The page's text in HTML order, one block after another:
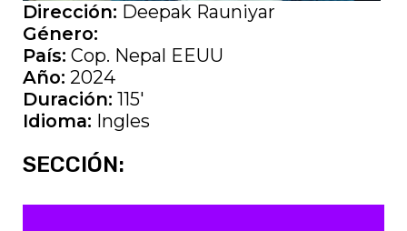
Dirección: Deepak Rauniyar
Género:
País: Cop. Nepal EEUU
Año: 2024
Duración: 115'
Idioma: Ingles
SECCIÓN: